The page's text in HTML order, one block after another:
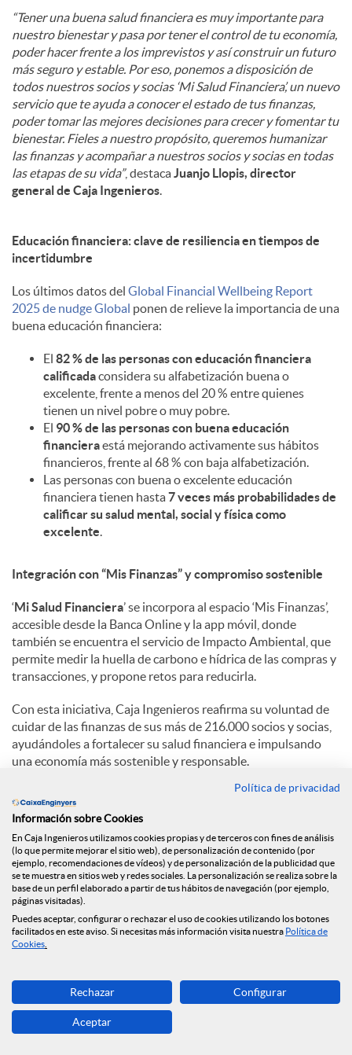
“Tener una buena salud financiera es muy importante para
nuestro bienestar y pasa por tener el control de tu economía,
poder hacer frente a los imprevistos y así construir un futuro
más seguro y estable. Por eso, ponemos a disposición de
todos nuestros socios y socias ‘Mi Salud Financiera’, un nuevo
servicio que te ayuda a conocer el estado de tus finanzas,
poder tomar las mejores decisiones para crecer y fomentar tu
bienestar. Fieles a nuestro propósito, queremos humanizar
las finanzas y acompañar a nuestros socios y socias en todas
las etapas de su vida”, destacaJuanjo Llopis, director
general de Caja Ingenieros.
Educación financiera: clave de resiliencia en tiempos de
incertidumbre
Los últimos datos del Global Financial Wellbeing Report
2025 de nudge Global ponen de relieve la importancia de una
buena educación financiera:
El 82 % de las personas con educación financiera
calificadaconsidera su alfabetización buena o
excelente, frente a menos del 20 % entre quienes
tienen un nivel pobre o muy pobre.
El 90 % de las personas con buena educación
financieraestá mejorando activamente sus hábitos
financieros, frente al 68 % con baja alfabetización.
Las personas con buena o excelente educación
financiera tienen hasta7 veces más probabilidades de
calificar su salud mental, social y física como
excelente.
Integración con “Mis Finanzas” y compromiso sostenible
‘Mi Salud Financiera’ se incorpora al espacio ‘Mis Finanzas’,
accesible desde la Banca Online y la app móvil, donde
también se encuentra el servicio de Impacto Ambiental, que
permite medir la huella de carbono e hídrica de las compras y
transacciones, y propone retos para reducirla.
Con esta iniciativa, Caja Ingenieros reafirma su voluntad de
cuidar de las finanzas de sus más de 216.000 socios y socias,
ayudándoles a fortalecer su salud financiera e impulsando
una economía más sostenible y responsable.
C
o
m
p
a
Noticias relacionadas
Caja Ingenieros continúa ampliando su red de
oficinas y llega a Reus
Caja Ingenieros prevé una segunda mitad de 2026
Política de privacidad
Información sobre Cookies
En Caja Ingenieros utilizamos cookies propias y de terceros con fines de análisis
(lo que permite mejorar el sitio web), de personalización de contenido (por
ejemplo, recomendaciones de vídeos) y de personalización de la publicidad que
se te muestra en sitios web y redes sociales. La personalización se realiza sobre la
base de un perfil elaborado a partir de tus hábitos de navegación (por ejemplo,
páginas visitadas).
Puedes aceptar, configurar o rechazar el uso de cookies utilizando los botones
facilitados en este aviso. Si necesitas más información visita nuestra Política de
Cookies
Rechazar Configurar
Aceptar